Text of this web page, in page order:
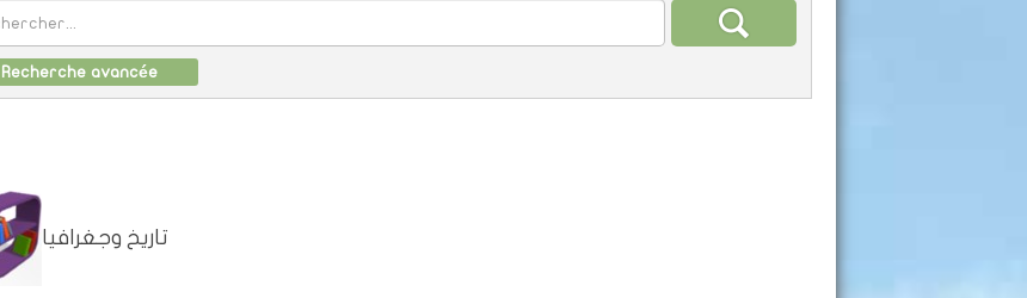
Recherche avancée
تاريخ وجغرافيا